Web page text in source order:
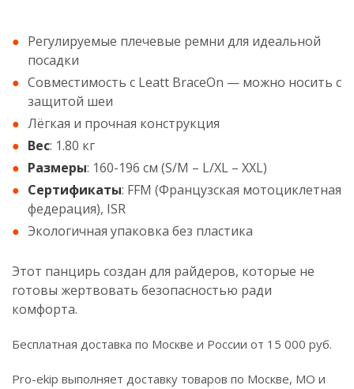
Регулируемые плечевые ремни для идеальной
посадки
Совместимость с Leatt BraceOn — можно носить с
защитой шеи
Лёгкая и прочная конструкция
Вес: 1.80 кг
Размеры: 160-196 см (S/M – L/XL – XXL)
Сертификаты: FFM (Французская мотоциклетная
федерация), ISR
Экологичная упаковка без пластика
Этот панцирь создан для райдеров, которые не
готовы жертвовать безопасностью ради
комфорта.
Бесплатная доставка по Москве и России от 15 000 руб.
Pro-ekip выполняет доставку товаров по Москве, МО и